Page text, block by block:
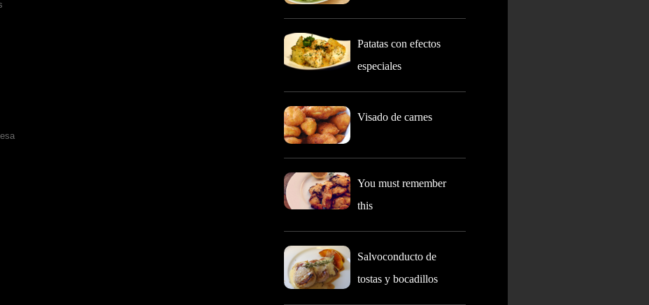
Patatas con efectos
especiales
Visado de carnes
You must remember
this
Salvoconducto de
tostas y bocadillos